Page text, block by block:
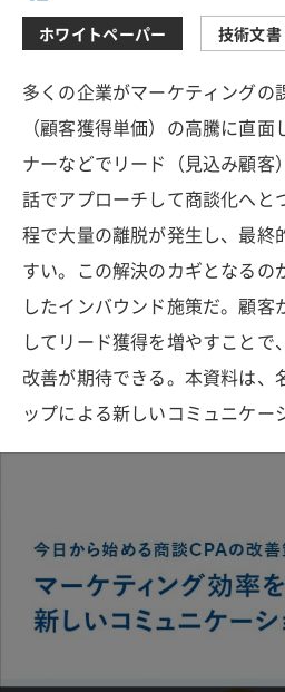
ホワイトペーパー 技術文書
多くの企業がマーケティングの
（顧客獲得単価）の高騰に直
ナーなどでリード（見込み顧客
話でアプローチして商談化へと
程で大量の離脱が発生し、最終
すい。この解決のカギとなるの
したインバウンド施策だ。顧客
してリード獲得を増やすことで
改善が期待できる。本資料は、
ップによる新しいコミュニケー